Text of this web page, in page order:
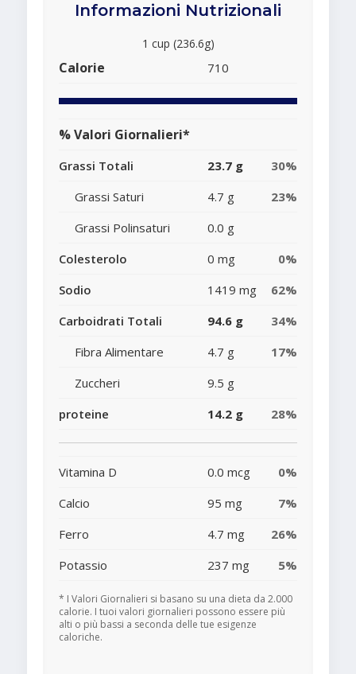
Informazioni Nutrizionali
1 cup (236.6g)
Calorie 710
% Valori Giornalieri*
Grassi Totali 23.7 g
30%
Grassi Saturi
4.7 g
23%
Grassi Polinsaturi
0.0 g
Colesterolo
0 mg
0%
Sodio
1419 mg
62%
Carboidrati Totali
94.6 g
34%
Fibra Alimentare
4.7 g
17%
Zuccheri
9.5 g
proteine
14.2 g 28%
Vitamina D 0.0 mcg
0%
Calcio
95 mg
7%
Ferro
4.7 mg
26%
Potassio
237 mg 5%
* I Valori Giornalieri si basano su una dieta da 2.000
calorie. I tuoi valori giornalieri possono essere più
alti o più bassi a seconda delle tue esigenze
caloriche.